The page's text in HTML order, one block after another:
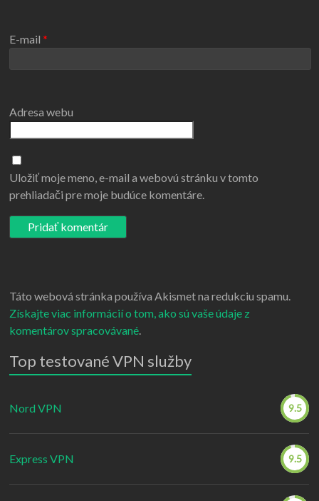
E-mail*
Adresa webu
Uložiť moje meno, e-mail a webovú stránku v tomto
prehliadači pre moje budúce komentáre.
Táto webová stránka používa Akismet na redukciu spamu.
Získajte viac informácií o tom, ako sú vaše údaje z
komentárov spracovávané
Top testované VPN služby
Nord VPN 9.5
Express VPN 9.5